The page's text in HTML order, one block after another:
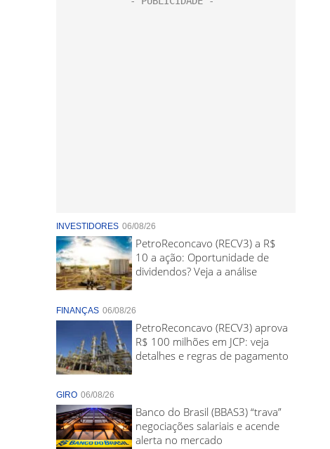
INVESTIDORES 06/08/26
PetroReconcavo (RECV3) a R$
10 a ação: Oportunidade de
dividendos? Veja a análise
FINANÇAS 06/08/26
PetroReconcavo (RECV3) aprova
R$ 100 milhões em JCP: veja
detalhes e regras de pagamento
GIRO 06/08/26
Banco do Brasil (BBAS3) “trava”
negociações salariais e acende
alerta no mercado